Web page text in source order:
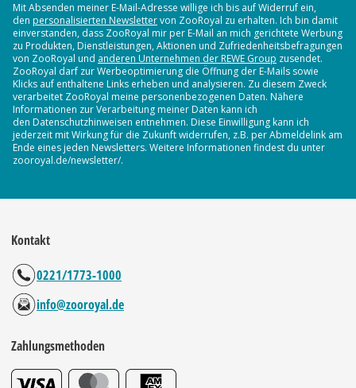
Mit Absenden meiner E-Mail-Adresse willige ich bis auf Widerruf ein,
den personalisierten Newslettervon ZooRoyal zu erhalten. Ich bin damit
einverstanden, dass ZooRoyal mir per E-Mail an mich gerichtete Werbung
zu Produkten, Dienstleistungen, Aktionen und Zufriedenheitsbefragungen
von ZooRoyal und anderen Unternehmen der REWE Group zusendet.
ZooRoyal darf zur Werbeoptimierung die Öffnung der E-Mails sowie
Klicks auf enthaltene Links erheben und analysieren. Zu diesem Zweck
verarbeitet ZooRoyal meine personenbezogenen Daten. Nähere
Informationen zur Verarbeitung meiner Daten kann ich
den Datenschutzhinweisen entnehmen. Diese Einwilligung kann ich
jederzeit mit Wirkung für die Zukunft widerrufen, z.B. per Abmeldelink am
Ende eines jeden Newsletters. Weitere Informationen findest du unter
zooroyal.de/newsletter/.
Kontakt
0221/1773-1000
info@zooroyal.de
Zahlungsmethoden